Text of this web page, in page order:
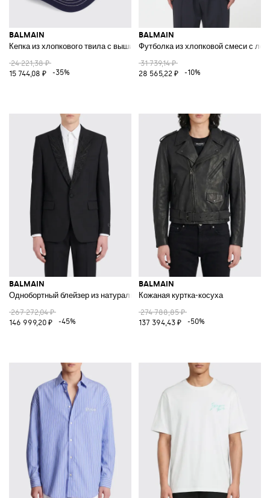
BALMAIN
Кепка из хлопкового твила с вышитым логотипом
24 221,38 ₽
15 744,08 ₽
-35%
BALMAIN
Футболка из хлопковой смеси с
31 739,14 ₽
28 565,22 ₽
-10%
BALMAIN
Однобортный блейзер из натуральной шерсти
267 272,04 ₽
146 999,20 ₽
-45%
BALMAIN
Кожаная куртка-косуха
274 788,85 ₽
137 394,43 ₽
-50%